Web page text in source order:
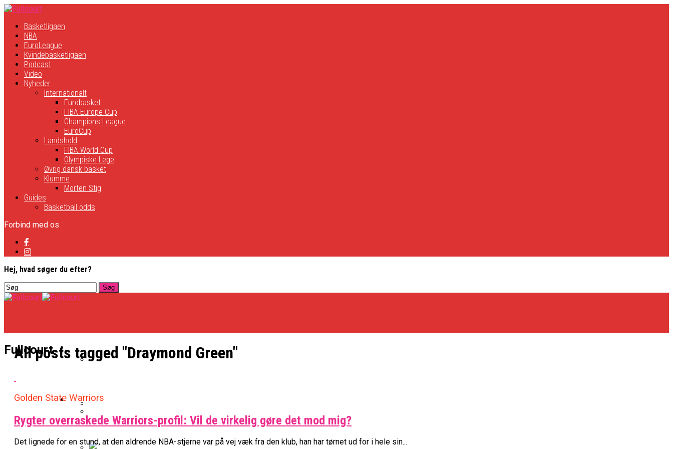
Basketligaen
NBA
EuroLeague
Kvindebasketligaen
Podcast
Video
Nyheder
Internationalt
Eurobasket
FIBA Europe Cup
Champions League
EuroCup
Landshold
FIBA World Cup
Olympiske Lege
Øvrig dansk basket
Klumme
Morten Stig
Guides
Basketball odds
Forbind med os
Hej, hvad søger du efter?
Fullcourt Basketligaen
BK Vejen Opruster: Amerikansk Point Guard På Plads
NBA
All posts tagged "Draymond Green"
Golden State Warriors
Rygter overraskede Warriors-profil: Vil de virkelig gøre det mod mig?
Det lignede for en stund, at den aldrende NBA-stjerne var på vej væk fra den klub, han har tørnet ud for i hele sin...